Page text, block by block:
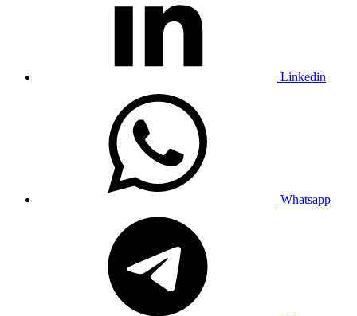
Linkedin
Whatsapp